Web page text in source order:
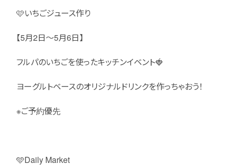
🩷いちごジュース作り
【5月2日〜5月6日】
フルパのいちごを使ったキッチンイベント🍓
ヨーグルトベースのオリジナルドリンクを作っちゃおう！
※ご予約優先
🩵Daily Market